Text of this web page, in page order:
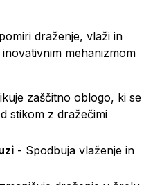
draženje, vlaži in
mehanizmom
zaščitno oblogo, ki se
stikom z dražečimi
- Spodbuja vlaženje in